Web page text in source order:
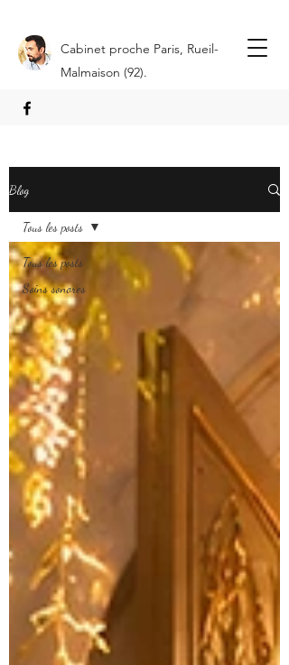
Cabinet proche Paris, Rueil-
Malmaison (92).
Blog
Tous les posts
Soins sonores
Tous les posts